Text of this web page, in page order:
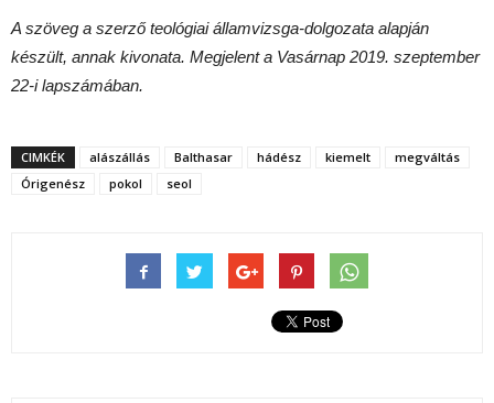
A szöveg a szerző teológiai államvizsga-dolgozata alapján
készült, annak kivonata. Megjelent a Vasárnap 2019. szeptember
22-i lapszámában.
CIMKÉK alászállás Balthasar hádész kiemelt
megváltás
Órigenész
pokol seol